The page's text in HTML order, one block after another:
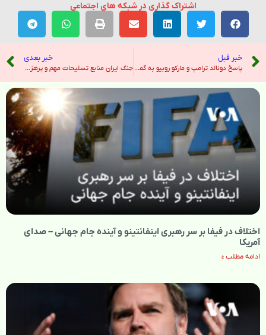
اشتراک گذاری در شبکه های اجتماعی
خبر قبل
پاسخ دونالد ترامپ و مارکو روبیو به گمانه‌زنی‌ها درباره جایگزینی ایتالیا با تیم فوتبال ایران در جام جهانی؛ مشکل سپاهی‌های همراه تیم است – صدای آمریکا
خبر بعدی
جنگ ایران منابع تسلیحات مهم و پرهزینه آمریکا را از بین برده است – نیویورک تایمز
اختلاف در فیفا بر سر رهبری اینفانتینو و آینده جام جهانی – صدای
آمریکا
ادامه مطلب »